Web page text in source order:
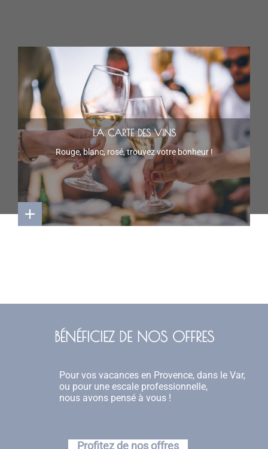
LA CARTE DES VINS
Rouge, blanc, rosé, trouvez votre bonheur !
BÉNÉFICIEZ DE NOS OFFRES
Pour vos vacances en Provence, dans le Var,
ou pour une escale professionnelle,
nous avons pensé à vous !
Profitez de nos offres